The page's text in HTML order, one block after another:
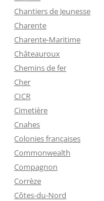
Chantiers de Jeunesse
Charente
Charente-Maritime
Châteauroux
Chemins de fer
Cher
CICR
Cimetière
Cnahes
Colonies françaises
Commonwealth
Compagnon
Corrèze
Côtes-du-Nord